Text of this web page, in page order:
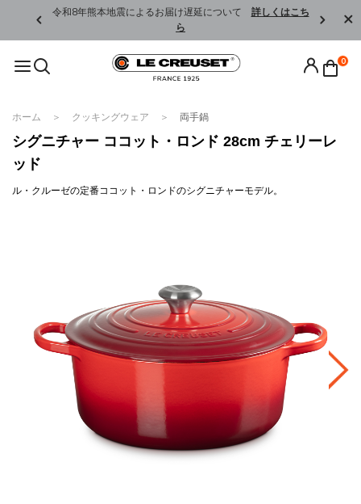
令和8年熊本地震によるお届け遅延について 詳しくはこち
ら
0
ホーム クッキングウェア 両手鍋
シグニチャー ココット・ロンド 28cm チェリーレ
ッド
ル・クルーゼの定番ココット・ロンドのシグニチャーモデル。